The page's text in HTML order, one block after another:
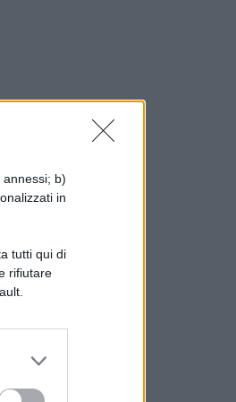
b)
in
tutti qui di
rifiutare